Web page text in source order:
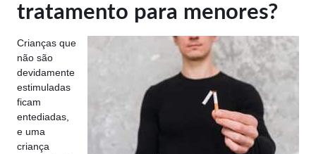
tratamento para menores?
Crianças que
não são
devidamente
estimuladas
ficam
entediadas,
e uma
criança